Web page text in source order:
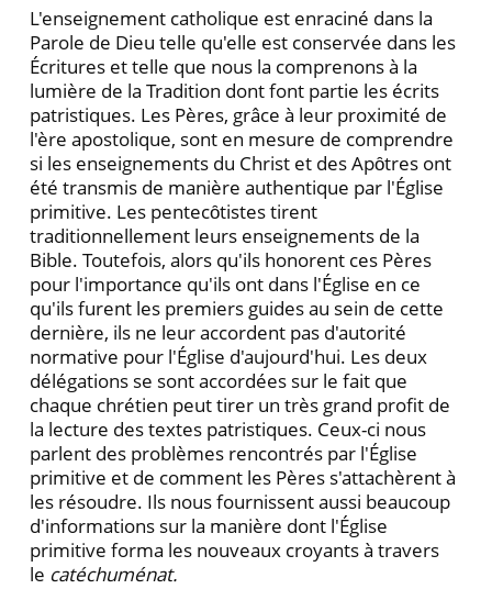
L'enseignement catholique est enraciné dans la
Parole de Dieu telle qu'elle est conservée dans les
Écritures et telle que nous la comprenons à la
lumière de la Tradition dont font partie les écrits
patristiques. Les Pères, grâce à leur proximité de
l'ère apostolique, sont en mesure de comprendre
si les enseignements du Christ et des Apȏtres ont
été transmis de manière authentique par l'Église
primitive. Les pentecȏtistes tirent
traditionnellement leurs enseignements de la
Bible. Toutefois, alors qu'ils honorent ces Pères
pour l'importance qu'ils ont dans l'Église en ce
qu'ils furent les premiers guides au sein de cette
dernière, ils ne leur accordent pas d'autorité
normative pour l'Église d'aujourd'hui. Les deux
délégations se sont accordées sur le fait que
chaque chrétien peut tirer un très grand profit de
la lecture des textes patristiques. Ceux-ci nous
parlent des problèmes rencontrés par l'Église
primitive et de comment les Pères s'attachèrent à
les résoudre. Ils nous fournissent aussi beaucoup
d'informations sur la manière dont l'Église
primitive forma les nouveaux croyants à travers
le catéchuménat.